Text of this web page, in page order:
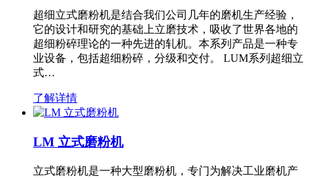
超细立式磨粉机是结合我们公司几年的磨机生产经验，
它的设计和研究的基础上立磨技术，吸收了世界各地的
超细粉碎理论的一种先进的轧机。本系列产品是一种专
业设备，包括超细粉碎，分级和交付。 LUM系列超细立
式…
了解详情
LM 立式磨粉机
立式磨粉机是一种大型磨粉机，专门为解决工业磨机产